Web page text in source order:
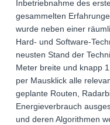
Inbetriebnahme des
gesammelten
wurde neben einer
Hard- und Software-
neusten Stand der
Meter breite und knapp
per Mausklick alle
geplante Routen,
Energieverbrauch
und deren Algorithmen